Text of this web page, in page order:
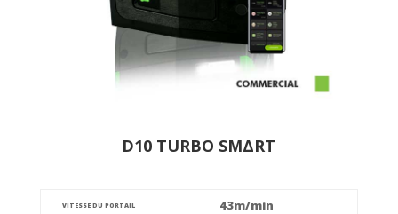
D10 TURBO SMΔRT
VITESSE DU PORTAIL 43m/min